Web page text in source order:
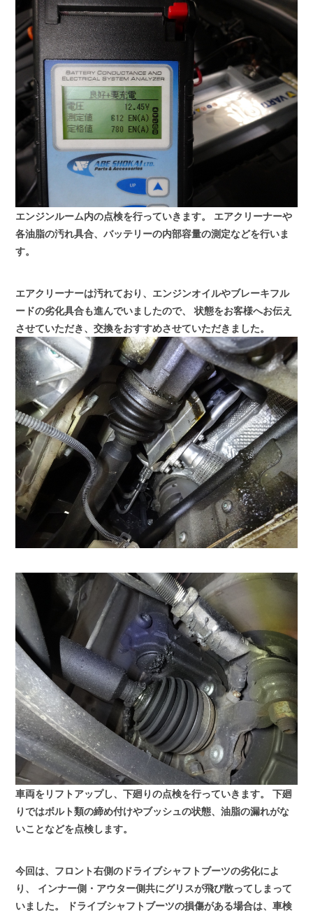
エンジンルーム内の点検を行っていきます。
エアクリーナーや
各油脂の汚れ具合、バッテリーの内部容量の測定などを行いま
す。
エアクリーナーは汚れており、エンジンオイルやブレーキフル
ードの劣化具合も進んでいましたので、
状態をお客様へお伝え
させていただき、交換をおすすめさせていただきました。
車両をリフトアップし、下廻りの点検を行っていきます。
下廻
りではボルト類の締め付けやブッシュの状態、油脂の漏れがな
いことなどを点検します。
今回は、フロント右側のドライブシャフトブーツの劣化によ
り、
インナー側・アウター側共にグリスが飛び散ってしまって
いました。
ドライブシャフトブーツの損傷がある場合は、車検